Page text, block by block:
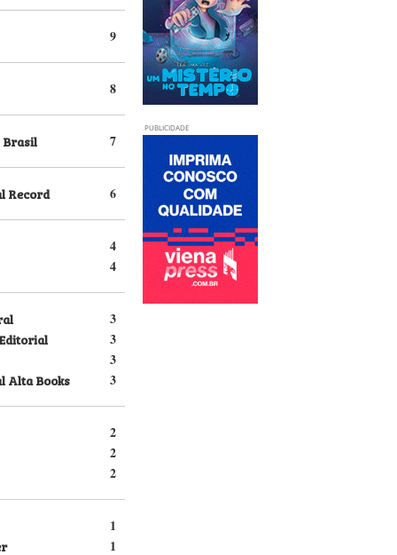
9
8
7
6
Record
4
4
3
3
3
3
Alta Books
2
2
2
1
1
PUBLICIDADE